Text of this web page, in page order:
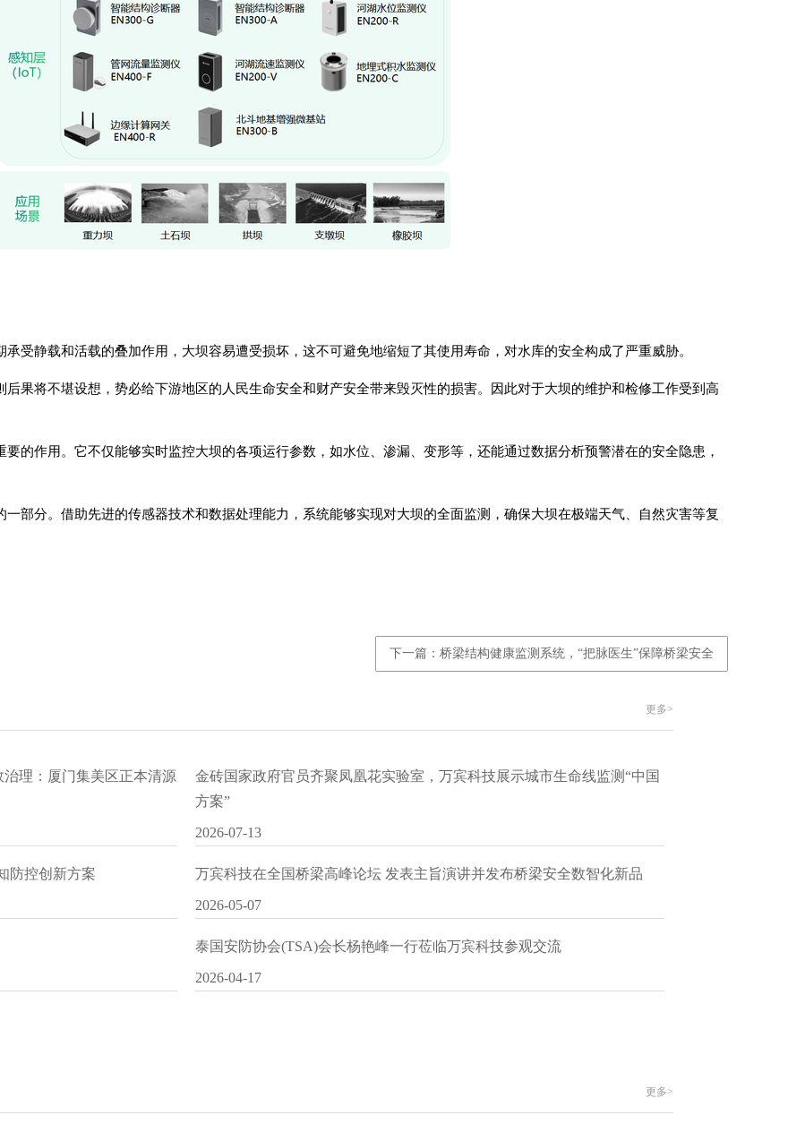
受静载和活载的叠加作用，大坝容易遭受损坏，这不可避免地缩短了其使用寿命，对水库的安全构成了严重威胁。
果将不堪设想，势必给下游地区的人民生命安全和财产安全带来毁灭性的损害。因此对于大坝的维护和检修工作受到高
的作用。它不仅能够实时监控大坝的各项运行参数，如水位、渗漏、变形等，还能通过数据分析预警潜在的安全隐患，
部分。借助先进的传感器技术和数据处理能力，系统能够实现对大坝的全面监测，确保大坝在极端天气、自然灾害等复
下一篇：桥梁结构健康监测系统，“把脉医生”保障桥梁安全
更多>
理：厦门集美区正本清源
金砖国家政府官员齐聚凤凰花实验室，万宾科技展示城市生命线监测“中国
方案”
2026-07-13
防控创新方案 万宾科技在全国桥梁高峰论坛 发表主旨演讲并发布桥梁安全数智化新品
2026-05-07
泰国安防协会(TSA)会长杨艳峰一行莅临万宾科技参观交流
2026-04-17
更多>